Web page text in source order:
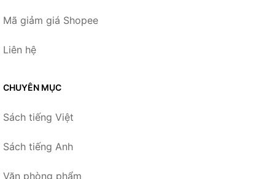
Mã giảm giá Shopee
Liên hệ
CHUYÊN MỤC
Sách tiếng Việt
Sách tiếng Anh
Văn phòng phẩm